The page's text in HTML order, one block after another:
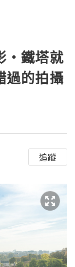
・鐵塔就
過的拍攝
追蹤